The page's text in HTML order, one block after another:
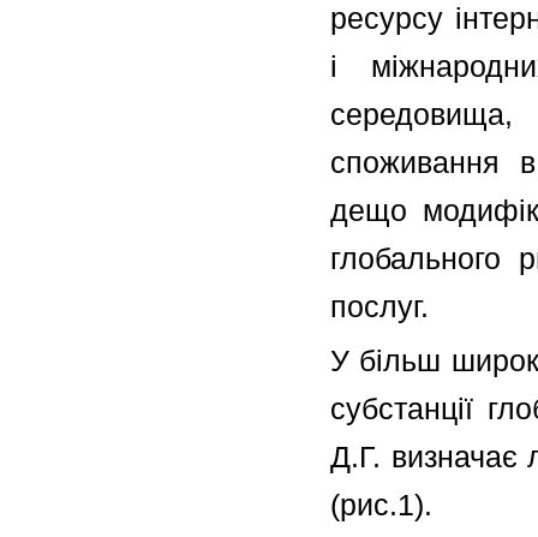
ресурсу
і
споживання в
дещо
глобального
послуг.
У більш
субстанції
Д.Г. визначає
(рис.1).